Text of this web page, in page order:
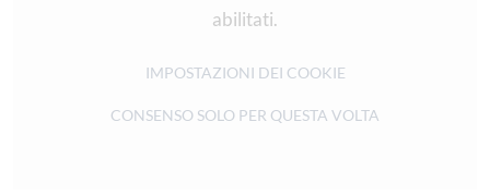
abilitati.
IMPOSTAZIONI DEI COOKIE
CONSENSO SOLO PER QUESTA VOLTA